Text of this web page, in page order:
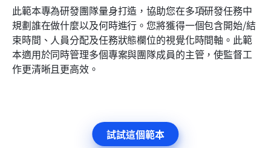
此範本專為研發團隊量身打造，協助您在多項研發任務中
規劃誰在做什麼以及何時進行。您將獲得一個包含開始/結
束時間、人員分配及任務狀態欄位的視覺化時間軸。此範
本適用於同時管理多個專案與團隊成員的主管，使監督工
作更清晰且更高效。
試試這個範本